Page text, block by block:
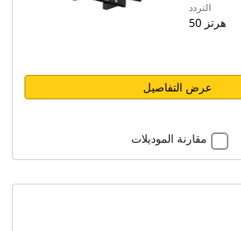
التردد
50 هرتز
عرض التفاصيل
مقارنة الموديلات